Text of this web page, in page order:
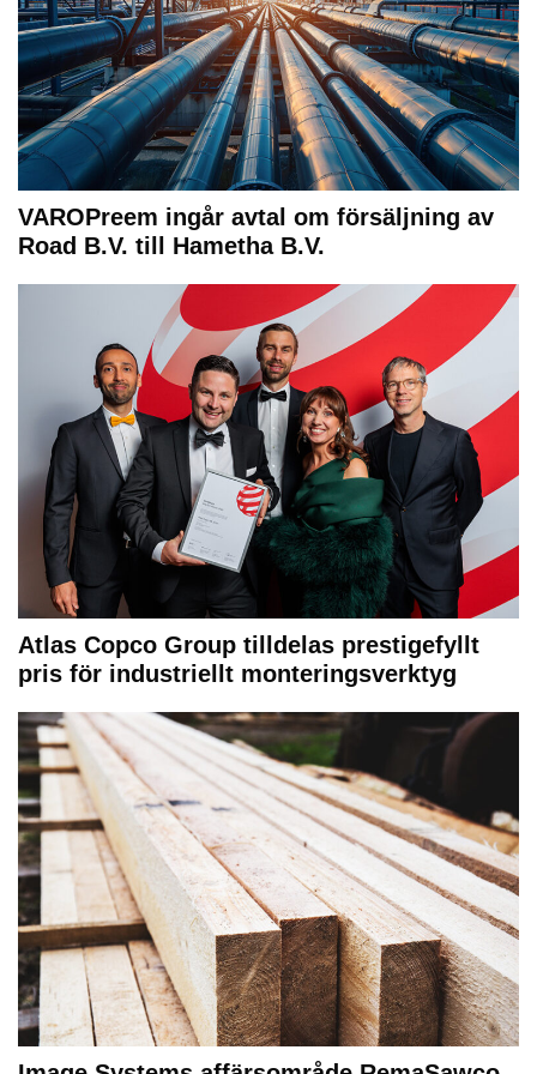
VAROPreem ingår avtal om försäljning av
Road B.V. till Hametha B.V.
Atlas Copco Group tilldelas prestigefyllt
pris för industriellt monteringsverktyg